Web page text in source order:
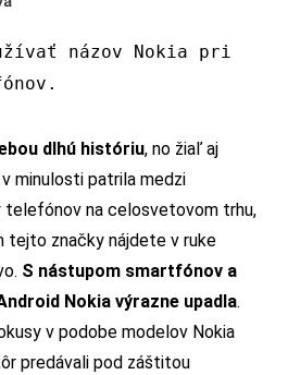
názov Nokia pri
dlhú históriu, no žiaľ aj
minulosti patrila medzi
telefónov na celosvetovom trhu,
tejto značky nájdete v ruke
S nástupom smartfónov a
Nokia výrazne upadla.
v podobe modelov Nokia
predávali pod záštitou